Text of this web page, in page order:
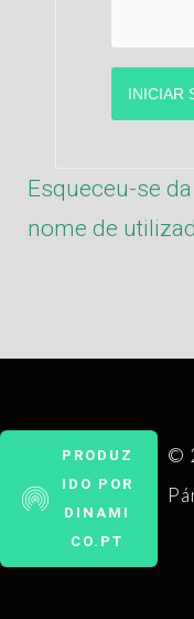
INICIAR
Esqueceu-se
nome de
PRODUZ
IDO POR
DINAMI
CO.PT
©